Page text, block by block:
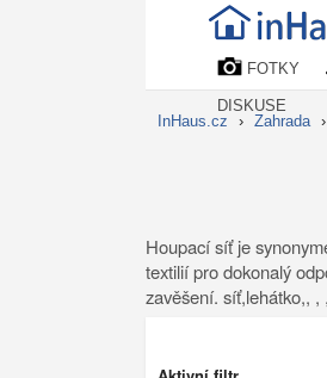
FOTKY
DISKUSE
InHaus.cz
› Zahrada ›
Houpací síť je
textilií pro dokonalý
zavěšení. síť,lehátko,,